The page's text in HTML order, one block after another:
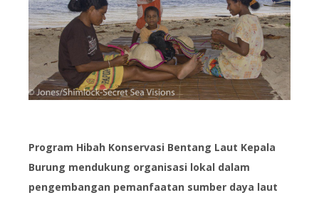
Program Hibah Konservasi Bentang Laut Kepala
Burung mendukung organisasi lokal dalam
pengembangan pemanfaatan sumber daya laut